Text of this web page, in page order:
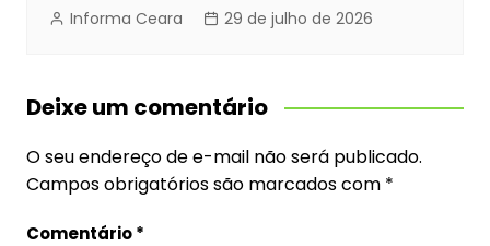
Informa Ceara 29 de julho de 2026
Deixe um comentário
O seu endereço de e-mail não será publicado.
Campos obrigatórios são marcados com *
Comentário*